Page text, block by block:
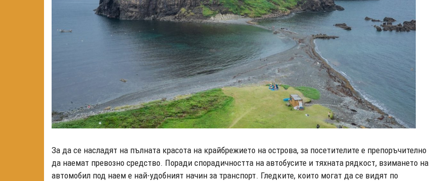
За да се насладят на пълната красота на крайбрежието на острова, за посетителите е препоръчително
да наемат превозно средство. Поради спорадичността на автобусите и тяхната рядкост, взимането на
автомобил под наем е най-удобният начин за транспорт. Гледките, които могат да се видят по